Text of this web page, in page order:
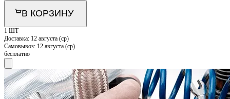
В КОРЗИНУ
1 ШТ
Доставка: 12 августа (ср)
Самовывоз: 12 августа (ср)
бесплатно